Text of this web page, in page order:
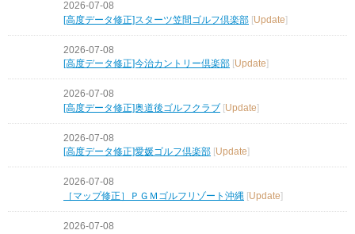
2026-07-08
[高度データ修正]スターツ笠間ゴルフ倶楽部 [Update]
2026-07-08
[高度データ修正]今治カントリー倶楽部 Update
2026-07-08
[高度データ修正]奥道後ゴルフクラブ [Update]
2026-07-08
[高度データ修正]愛媛ゴルフ倶楽部 Update
2026-07-08
［マップ修正］ＰＧＭゴルフリゾート沖縄 [Update]
2026-07-08